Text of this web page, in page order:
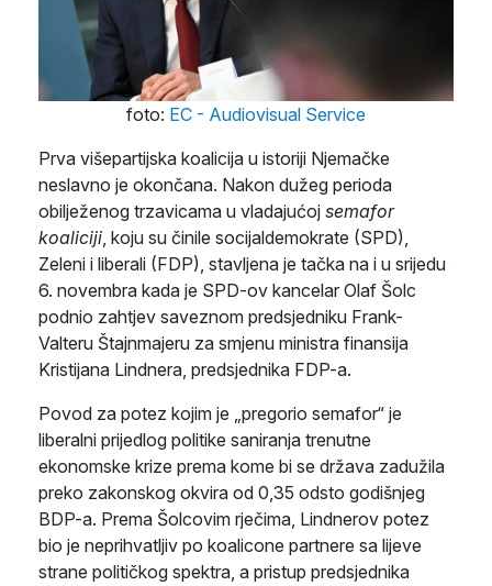
foto: EC - Audiovisual Service
Prva višepartijska koalicija u istoriji Njemačke
neslavno je okončana. Nakon dužeg perioda
obilježenog trzavicama u vladajućoj semafor
koaliciji, koju su činile socijaldemokrate (SPD),
Zeleni i liberali (FDP), stavljena je tačka na i u srijedu
6. novembra kada je SPD-ov kancelar Olaf Šolc
podnio zahtjev saveznom predsjedniku Frank-
Valteru Štajnmajeru za smjenu ministra finansija
Kristijana Lindnera, predsjednika FDP-a.
Povod za potez kojim je „pregorio semafor“ je
liberalni prijedlog politike saniranja trenutne
ekonomske krize prema kome bi se država zadužila
preko zakonskog okvira od 0,35 odsto godišnjeg
BDP-a. Prema Šolcovim rječima, Lindnerov potez
bio je neprihvatljiv po koalicone partnere sa lijeve
strane političkog spektra, a pristup predsjednika